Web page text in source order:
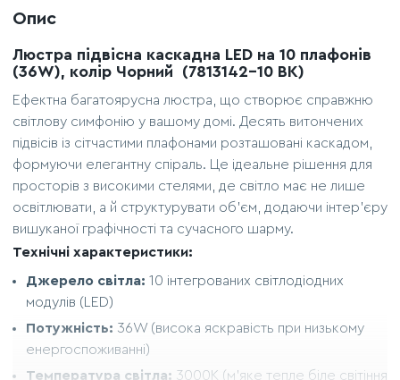
Опис
Люстра підвісна каскадна LED на 10 плафонів
(36W), колір Чорний (7813142-10 BK)
Ефектна багатоярусна люстра, що створює справжню
світлову симфонію у вашому домі. Десять витончених
підвісів із сітчастими плафонами розташовані каскадом,
формуючи елегантну спіраль. Це ідеальне рішення для
просторів з високими стелями, де світло має не лише
освітлювати, а й структурувати об'єм, додаючи інтер'єру
вишуканої графічності та сучасного шарму.
Технічні характеристики:
Джерело світла: 10 інтегрованих світлодіодних
модулів (LED)
Потужність: 36W (висока яскравість при низькому
енергоспоживанні)
Температура світла: 3000K (м'яке тепле біле світіння